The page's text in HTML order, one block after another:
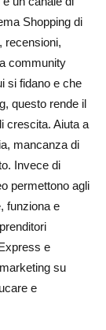
di
Shopping di
recensioni,
community
si fidano e che
questo rende il
crescita. Aiuta a
mancanza di
Invece di
permettono agli
funziona e
e
su
e